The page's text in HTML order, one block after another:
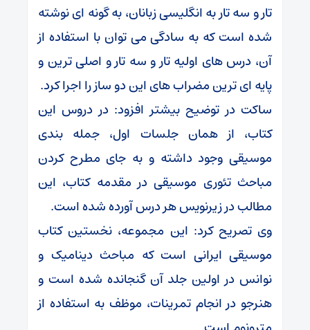
تار و سه تار به انگلیسی زبانان، به گونه ای نوشته
شده است که به سادگی می توان با استفاده از
آن، درس های اولیه تار و سه تار و اصلی ترین و
پایه ای ترین مضراب های این دو ساز را اجرا کرد.
ساکت در توضیح بیشتر افزود: در دروس این
کتاب، از همان جلسات اول، جمله بندی
موسیقی وجود داشته و به جای مطرح کردن
مباحث تئوری موسیقی در مقدمه کتاب، این
مطالب در زیرنویس هر درس آورده شده است.
وی تصریح کرد: این مجموعه، نخستین کتاب
موسیقی ایرانی است که مباحث دینامیک و
نوانس در اولین جلد آن گنجانده شده است و
هنرجو در انجام تمرینات، موظف به استفاده از